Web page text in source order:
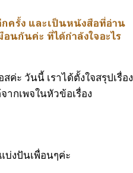
ครั้ง และเป็นหนังสือที่อ่าน
อนกันค่ะ ที่ได้กำลังใจอะไร
ะ วันนี้ เราได้ตั้งใจสรุปเรื่อง
กเพจในหัวข้อเรื่อง
บ่งปันเพื่อนๆค่ะ